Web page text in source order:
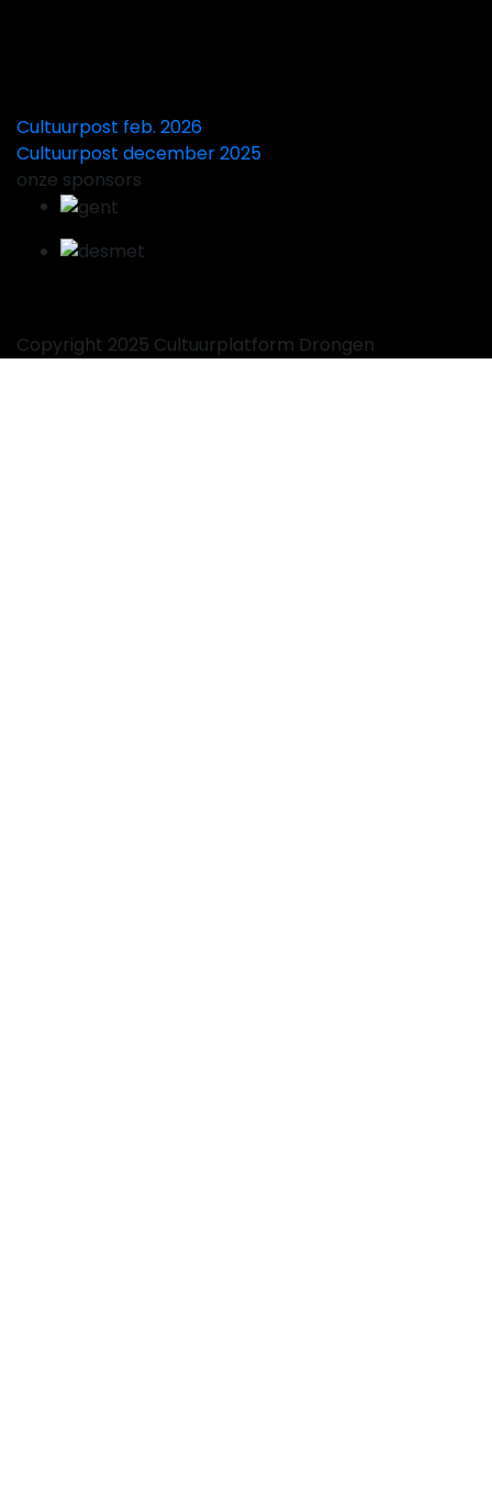
Cultuurpost feb. 2026
Cultuurpost december 2025
onze sponsors
Copyright 2025 Cultuurplatform Drongen